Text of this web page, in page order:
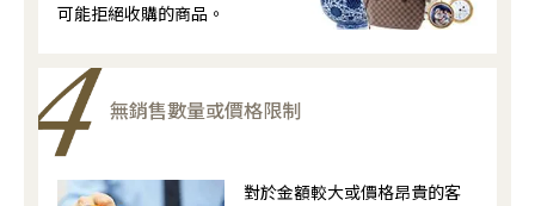
可能拒絕收購的商品。
無銷售數量或價格限制
對於金額較大或價格昂貴的客